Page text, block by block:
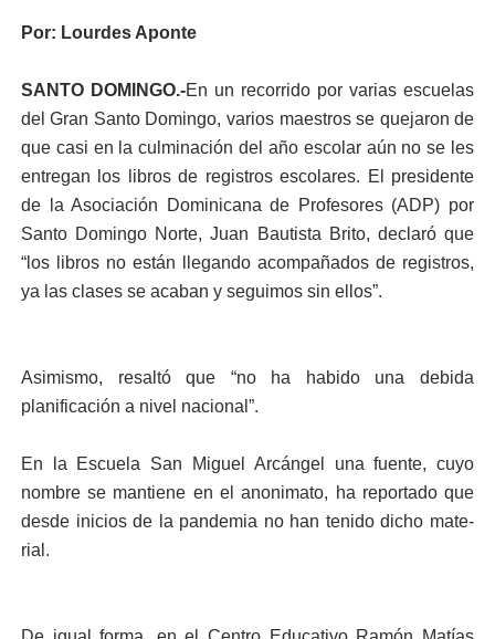
Por: Lourdes Aponte
SANTO DOMINGO.-En un recorrido por va­rias escuelas
del Gran Santo Domingo, varios maestros se quejaron de
que casi en la culmi­nación del año escolar aún no se les
entregan los libros de registros es­colares. El presidente
de la Asociación Dominica­na de Profesores (ADP) por
Santo Domingo Nor­te, Juan Bautista Brito, declaró que
“los libros no están llegando acompa­ñados de registros,
ya las clases se acaban y segui­mos sin ellos”.
Asimismo, resaltó que “no ha habido una debi­da
planificación a nivel nacional”.
En la Escuela San Mi­guel Arcángel una fuen­te, cuyo
nombre se man­tiene en el anonimato, ha reportado que
desde ini­cios de la pandemia no han tenido dicho mate­
rial.